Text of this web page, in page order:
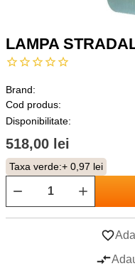
LAMPA
Brand:
Cod produs:
Disponibilitate:
518,00 lei
Taxa verde:+ 0,97 lei